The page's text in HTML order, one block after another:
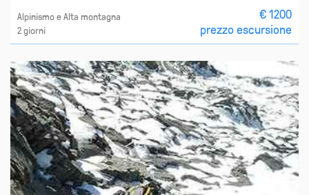
Alpinismo e Alta montagna
2 giorni
€ 1200
prezzo escursione